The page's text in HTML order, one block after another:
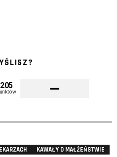
205
KAWAŁY O MAŁŻEŃSTWIE